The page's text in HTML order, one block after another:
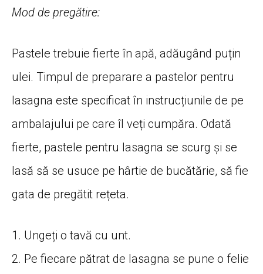
Mod de pregătire:
Pastele trebuie fierte în apă, adăugând puțin
ulei. Timpul de preparare a pastelor pentru
lasagna este specificat în instrucțiunile de pe
ambalajului pe care îl veți cumpăra. Odată
fierte, pastele pentru lasagna se scurg și se
lasă să se usuce pe hârtie de bucătărie, să fie
gata de pregătit rețeta.
1. Ungeți o tavă cu unt.
2. Pe fiecare pătrat de lasagna se pune o felie